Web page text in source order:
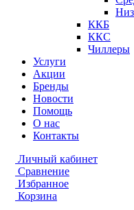
ККБ
ККС
Чиллеры
Услуги
Акции
Бренды
Новости
Помощь
О нас
Контакты
Личный кабинет
Сравнение
Избранное
Корзина